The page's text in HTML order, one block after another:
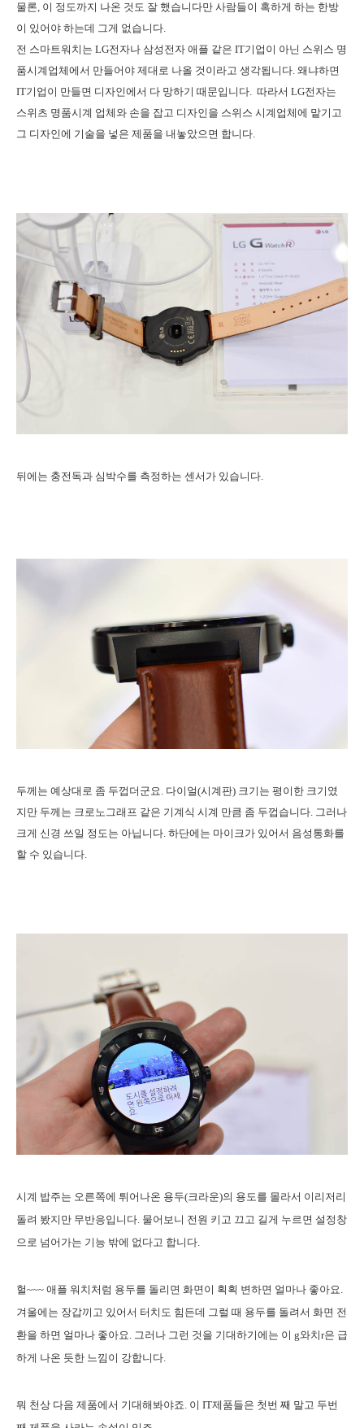
물론, 이 정도까지 나온 것도 잘 했습니다만 사람들이 혹하게 하는 한방
이 있어야 하는데 그게 없습니다.
전 스마트워치는 LG전자나 삼성전자 애플 같은 IT기업이 아닌 스위스 명
품시계업체에서 만들어야 제대로 나올 것이라고 생각됩니다. 왜냐하면
IT기업이 만들면 디자인에서 다 망하기 때문입니다. 따라서 LG전자는
스위츠 명품시계 업체와 손을 잡고 디자인을 스위스 시계업체에 맡기고
그 디자인에 기술을 넣은 제품을 내놓았으면 합니다.
뒤에는 충전독과 심박수를 측정하는 센서가 있습니다.
두께는 예상대로 좀 두껍더군요. 다이얼(시계판) 크기는 평이한 크기였
지만 두께는 크로노그래프 같은 기계식 시계 만큼 좀 두껍습니다. 그러나
크게 신경 쓰일 정도는 아닙니다. 하단에는 마이크가 있어서 음성통화를
할 수 있습니다.
시계 밥주는 오른쪽에 튀어나온 용두(크라운)의 용도를 몰라서 이리저리
돌려 봤지만 무반응입니다. 물어보니 전원 키고 끄고 길게 누르면 설정창
으로 넘어가는 기능 밖에 없다고 합니다.
헐~~~ 애플 워치처럼 용두를 돌리면 화면이 획획 변하면 얼마나 좋아요.
겨울에는 장갑끼고 있어서 터치도 힘든데 그럴 때 용두를 돌려서 화면 전
환을 하면 얼마나 좋아요. 그러나 그런 것을 기대하기에는 이 g와치r은 급
하게 나온 듯한 느낌이 강합니다.
뭐 천상 다음 제품에서 기대해봐야죠. 이 IT제품들은 첫번 째 말고 두번